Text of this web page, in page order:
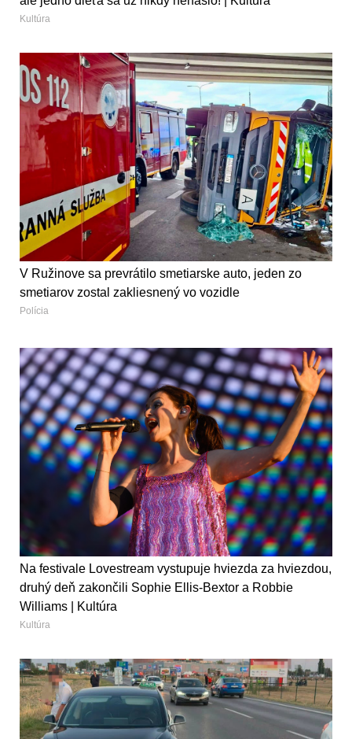
Kultúra
V Ružinove sa prevrátilo smetiarske auto, jeden zo
smetiarov zostal zakliesnený vo vozidle
Polícia
Na festivale Lovestream vystupuje hviezda za hviezdou,
druhý deň zakončili Sophie Ellis-Bextor a Robbie
Williams | Kultúra
Kultúra